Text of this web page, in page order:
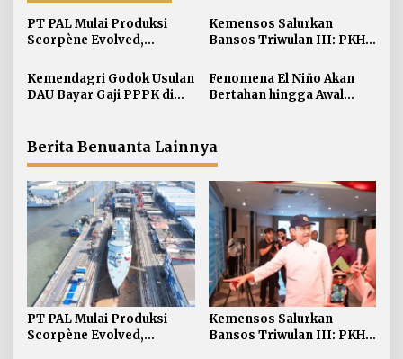
s
i
o
PT PAL Mulai Produksi
Scorpène Evolved,
Prancis
Kemensos Salurkan
Bansos Triwulan III: PKH 7
Kemendagri Godok Usulan
DAU Bayar Gaji PPPK di
Fenomena El Niño Akan
Bertahan hingga Awal
Berita Benuanta Lainnya
PT PAL Mulai Produksi
Scorpène Evolved,
Kemensos Salurkan
Bansos Triwulan III: PKH 7